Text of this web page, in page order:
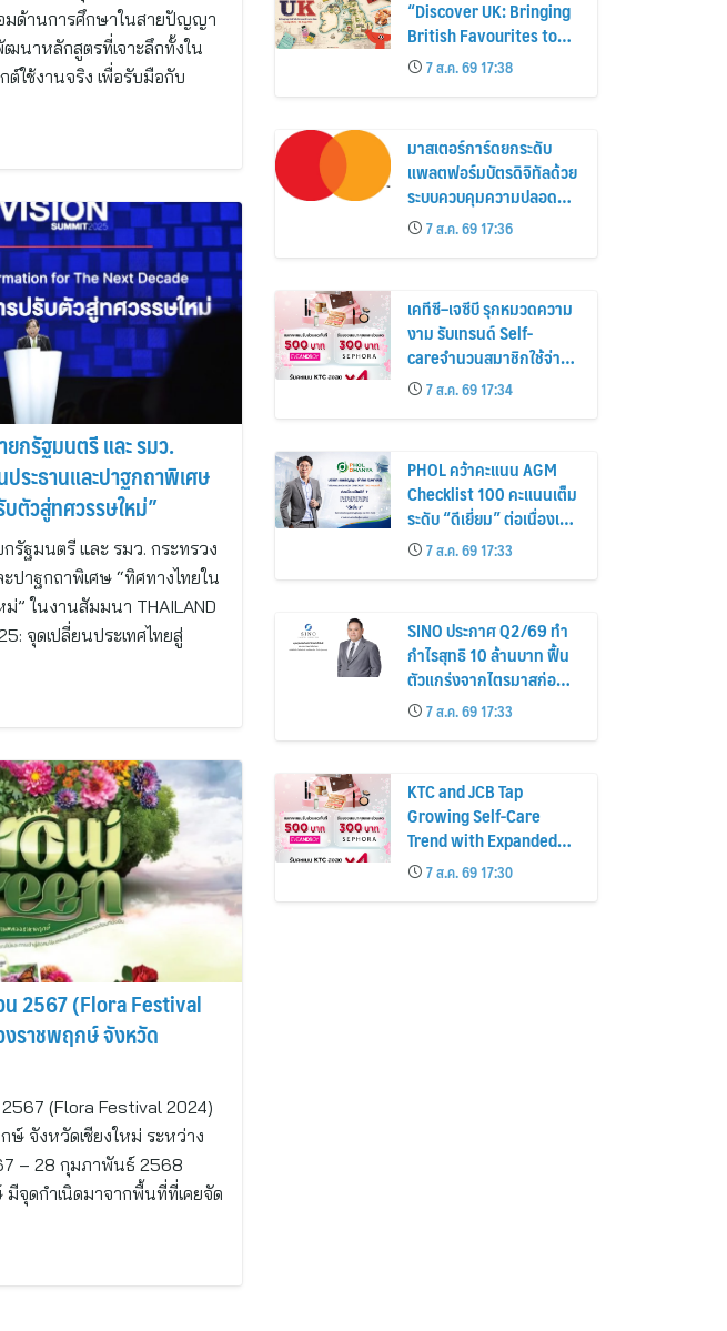
มด้านการศึกษาในสายปัญญา
นาหลักสูตรที่เจาะลึกทั้งใน
ต์ใช้งานจริง เพื่อรับมือกับ
กรัฐมนตรี และ รมว.
ระธานและปาฐกถาพิเศษ
ตัวสู่ทศวรรษใหม่”
ฐมนตรี และ รมว. กระทรวง
ปาฐกถาพิเศษ “ทิศทางไทยใน
” ในงานสัมมนา THAILAND
จุดเปลี่ยนประเทศไทยสู่
2567 (Flora Festival
ราชพฤกษ์ จังหวัด
(Flora Festival 2024)
จังหวัดเชียงใหม่ ระหว่าง
– 28 กุมภาพันธ์ 2568
จุดกำเนิดมาจากพื้นที่ที่เคยจัด
“Discover UK: Bringing
British Favourites to
You” ขนทัพของอร่อยและ
ไอเท็มฮิตจากสหราช
อาณาจักร ส่งตรงถึงมือ
ตั้งแต่วันนี้ – 18 สิงหาคมนี้
7 ส.ค. 69 17:38
มาสเตอร์การ์ดยกระดับ
แพลตฟอร์มบัตรดิจิทัลด้วย
ระบบควบคุมความปลอดภัย
ใหม่7 ส.ค. 69 17:36
เคทีซี–เจซีบี รุกหมวดความ
งาม รับเทรนด์ Self-
careจำนวนสมาชิกใช้จ่าย
หมวดเครื่องสำอางเพิ่ม
26%
7 ส.ค. 69 17:34
PHOL คว้าคะแนน AGM
Checklist 100 คะแนนเต็ม
ระดับ “ดีเยี่ยม” ต่อเนื่องเป็น
ปีที่ 7 ตอกย้ำการดำเนิน
ธุรกิจตามหลักธรรมาภิบาล
โปร่งใส สร้างความเชื่อมั่นผู้
7 ส.ค. 69 17:33
SINO ประกาศ Q2/69 ทำ
กำไรสุทธิ 10 ล้านบาท ฟื้น
ตัวแกร่งจากไตรมาสก่อน
เตรียมจ่ายปันผลระหว่าง
กาล 0.014423 บาทต่อหุ้น
ครึ่งปีหลังมุ่งเติบโตต่อเนื่อง
7 ส.ค. 69 17:33
KTC and JCB Tap
Growing Self-Care
Trend with Expanded
Beauty Privileges
Number of KTC JCB
Cardmembers Spending
7 ส.ค. 69 17:30